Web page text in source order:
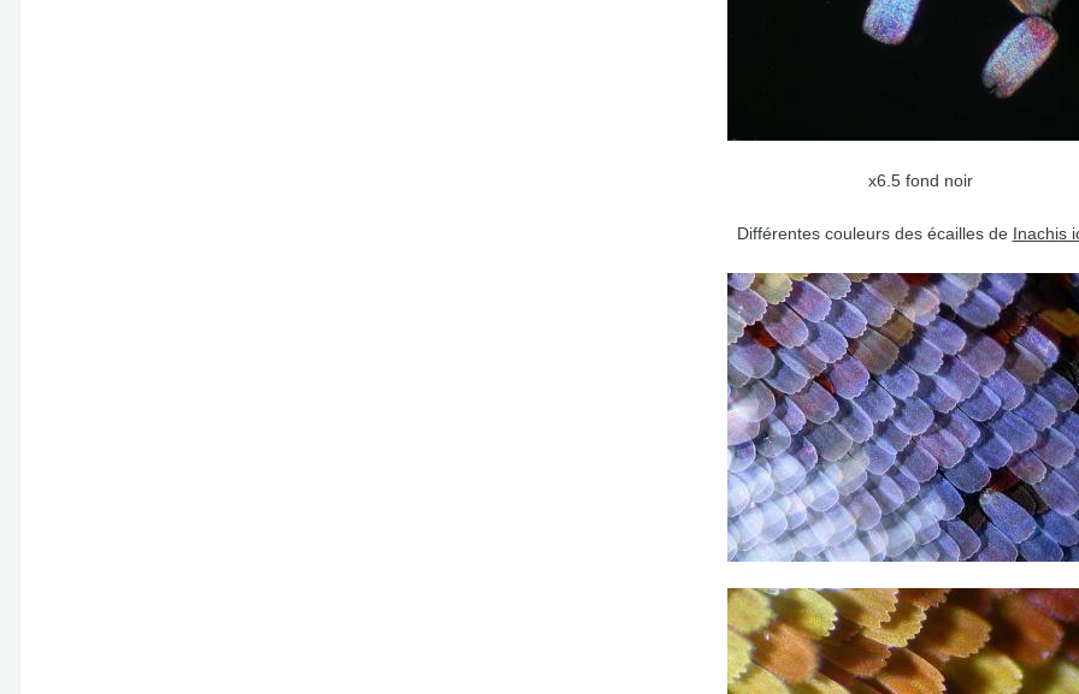
x6.5 fond noir
Différentes couleurs des écailles de Inachis